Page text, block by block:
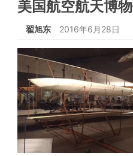
美国航空航天博
翟旭东 2016年6月28日